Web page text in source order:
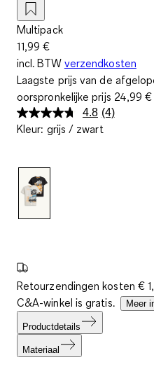
Multipack
11,99 €
incl. BTW verzendkosten
Laagste prijs van de
oorspronkelijke prijs 24,99 €
4.8 Lees
4
(4)
Kleur: grijs / zwart
Retourzendingen kosten €
C&A-winkel is gratis.
Meer
Productdetails
Materiaal